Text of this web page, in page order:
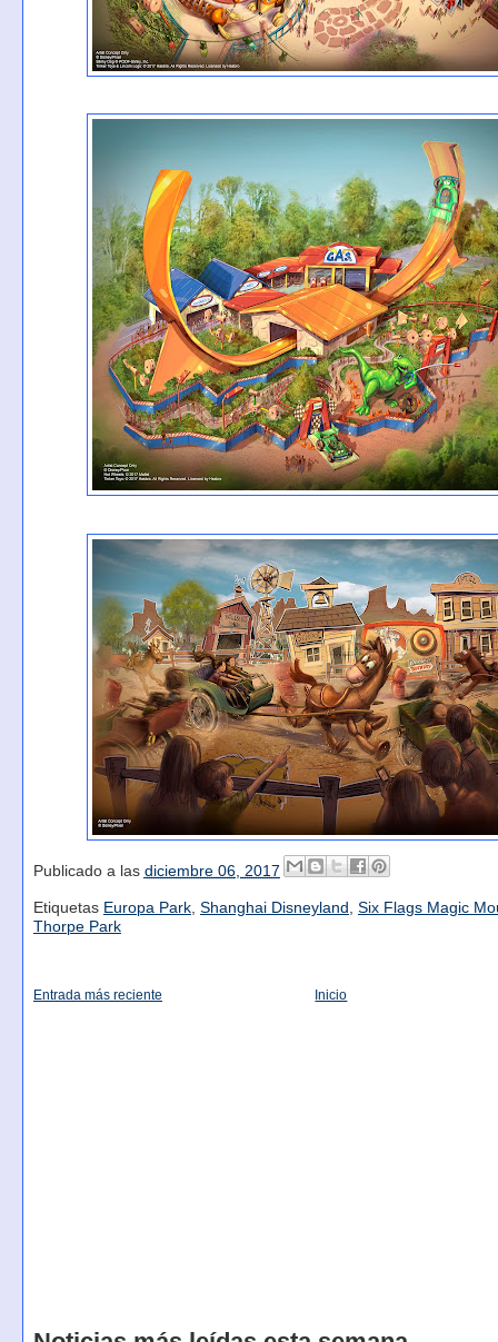
Publicado a las diciembre 06, 2017
Etiquetas Europa Park, Shanghai Disneyland , Six Flags Magic
Thorpe Park
Entrada más reciente Inicio